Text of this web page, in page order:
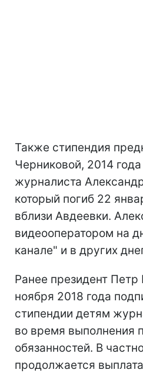
Также стипендия
Черниковой, 2014
журналиста
который погиб 22
вблизи Авдеевки.
видеооператором на
канале" и в других
Ранее президент
ноября 2018 года
стипендии детям
во время выполнения
обязанностей. В
продолжается